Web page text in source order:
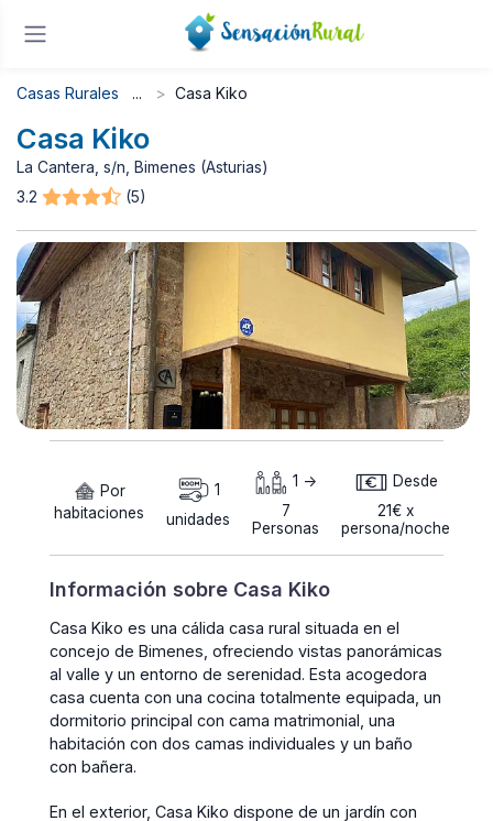
Casas Rurales Casa Kiko
Casa Kiko
La Cantera, s/n, Bimenes (Asturias)
3.2
(5)
Por
habitaciones
1
unidades
1 ->
7
Personas
Desde
21€ x
persona/noche
Información sobre Casa Kiko
Casa Kiko es una cálida casa rural situada en el
concejo de Bimenes, ofreciendo vistas panorámicas
al valle y un entorno de serenidad. Esta acogedora
casa cuenta con una cocina totalmente equipada, un
dormitorio principal con cama matrimonial, una
habitación con dos camas individuales y un baño
con bañera.
En el exterior, Casa Kiko dispone de un jardín con